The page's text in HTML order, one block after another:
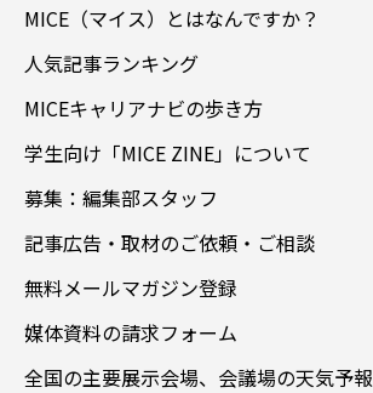
MICE（マイス）とはなんですか？
人気記事ランキング
MICEキャリアナビの歩き方
学生向け「MICE ZINE」について
募集：編集部スタッフ
記事広告・取材のご依頼・ご相談
無料メールマガジン登録
媒体資料の請求フォーム
全国の主要展示会場、会議場の天気予報